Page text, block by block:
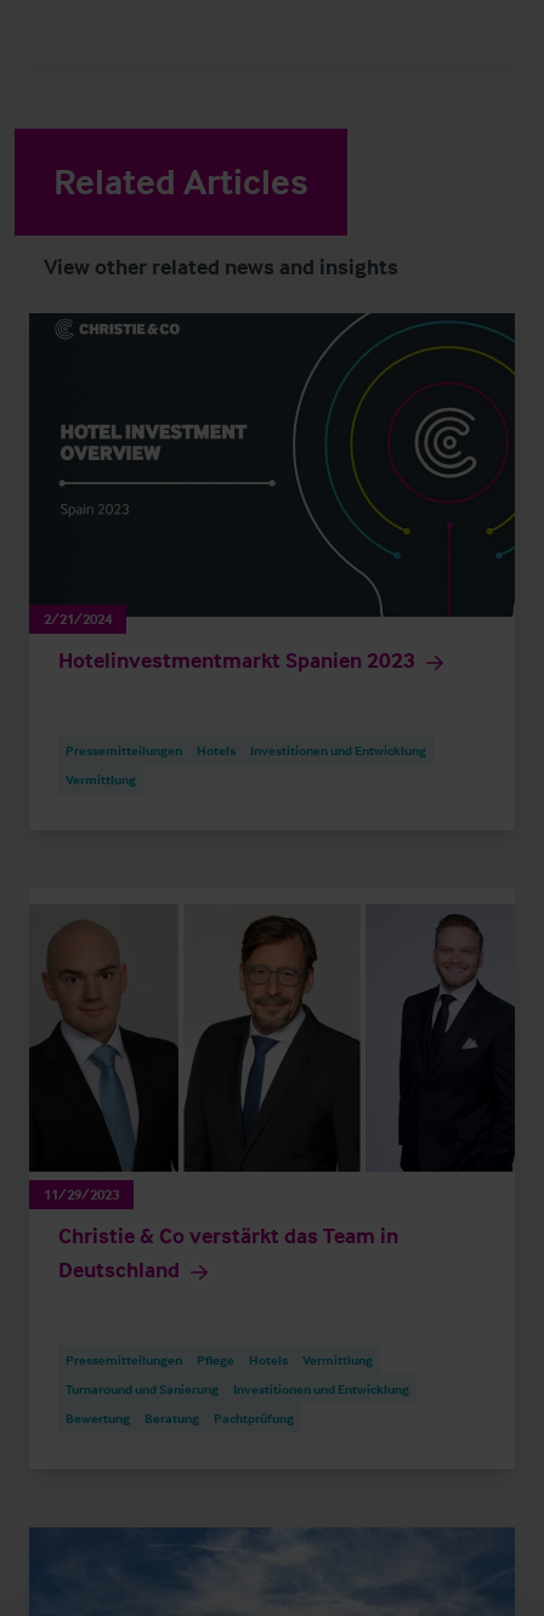
Related Articles
View other related news and insights
2/21/2024
Hotelinvestmentmarkt Spanien 2023
Pressemitteilungen Hotels
Investitionen und Entwicklung
Vermittlung
11/29/2023
Christie & Co verstärkt das Team in
Deutschland
Pressemitteilungen Pflege Hotels
Vermittlung
Turnaround und Sanierung
Investitionen und Entwicklung
Bewertung
Beratung Pachtprüfung